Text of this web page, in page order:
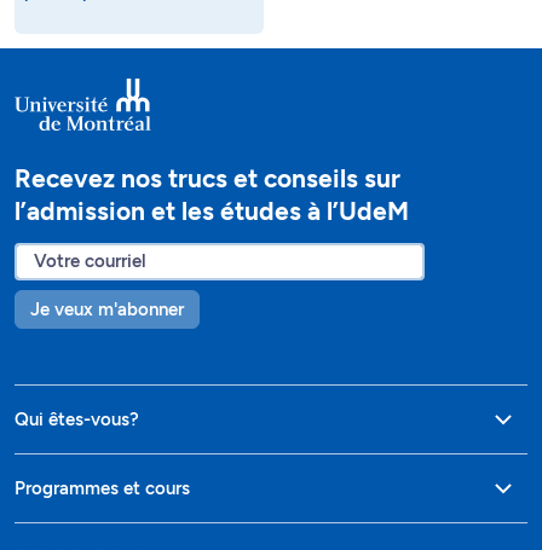
Recevez nos trucs et conseils sur
l’admission et les études à l’UdeM
Je veux m'abonner
Qui êtes-vous?
Programmes et cours